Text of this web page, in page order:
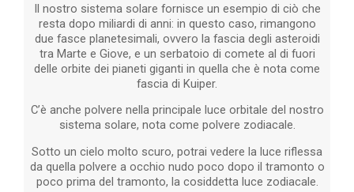
Il nostro sistema solare fornisce un esempio di ciò che
resta dopo miliardi di anni: in questo caso, rimangono
due fasce planetesimali, ovvero la fascia degli asteroidi
tra Marte e Giove, e un serbatoio di comete al di fuori
delle orbite dei pianeti giganti in quella che è nota come
fascia di Kuiper.
C’è anche polvere nella principale luce orbitale del nostro
sistema solare, nota come polvere zodiacale.
Sotto un cielo molto scuro, potrai vedere la luce riflessa
da quella polvere a occhio nudo poco dopo il tramonto o
poco prima del tramonto, la cosiddetta luce zodiacale.